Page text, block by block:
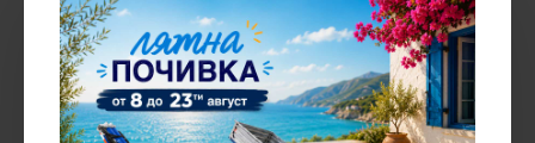
Етикети:
съчленен челен товарач 1.6 тона
челен товарач с кабина
съчленен товарач с климатик
товарач 4x4
компактен строителен товарач